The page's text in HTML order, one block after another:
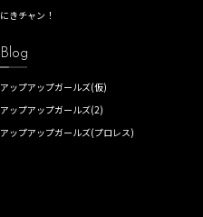
にきチャン！
Blog
アップアップガールズ(仮)
アップアップガールズ(2)
アップアップガールズ(プロレス)